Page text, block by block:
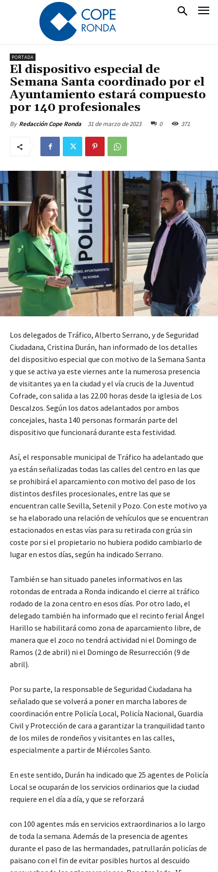
PORTADA
El dispositivo especial de
Semana Santa coordinado por el
Ayuntamiento estará compuesto
por 140 profesionales
By Redacción Cope Ronda 31 de marzo de 2023 0 371
Los delegados de Tráfico, Alberto Serrano, y de Seguridad
Ciudadana, Cristina Durán, han informado de los detalles
del dispositivo especial que con motivo de la Semana Santa
y que se activa ya este viernes ante la numerosa presencia
de visitantes ya en la ciudad y el vía crucis de la Juventud
Cofrade, con salida a las 22.00 horas desde la iglesia de Los
Descalzos. Según los datos adelantados por ambos
concejales, hasta 140 personas formarán parte del
dispositivo que funcionará durante esta festividad.
Así, el responsable municipal de Tráfico ha adelantado que
ya están señalizadas todas las calles del centro en las que
se prohibirá el aparcamiento con motivo del paso de los
distintos desfiles procesionales, entre las que se
encuentran calle Sevilla, Setenil y Pozo. Con este motivo ya
se ha elaborado una relación de vehículos que se encuentran
estacionados en estas vías para su retirada con grúa sin
coste por si el propietario no hubiera podido cambiarlo de
lugar en estos días, según ha indicado Serrano.
También se han situado paneles informativos en las
rotondas de entrada a Ronda indicando el cierre al tráfico
rodado de la zona centro en esos días. Por otro lado, el
delegado también ha informado que el recinto ferial Ángel
Harillo se habilitará como zona de aparcamiento libre, de
manera que el zoco no tendrá actividad ni el Domingo de
Ramos (2 de abril) ni el Domingo de Resurrección (9 de
abril).
Por su parte, la responsable de Seguridad Ciudadana ha
señalado que se volverá a poner en marcha labores de
coordinación entre Policía Local, Policía Nacional, Guardia
Civil y Protección de cara a garantizar la tranquilidad tanto
de los miles de rondeños y visitantes en las calles,
especialmente a partir de Miércoles Santo.
En este sentido, Durán ha indicado que 25 agentes de Policía
Local se ocuparán de los servicios ordinarios que la ciudad
requiere en el día a día, y que se reforzará
con 100 agentes más en servicios extraordinarios a lo largo
de toda la semana. Además de la presencia de agentes
durante el paso de las hermandades, patrullarán policías de
paisano con el fin de evitar posibles hurtos al descuido